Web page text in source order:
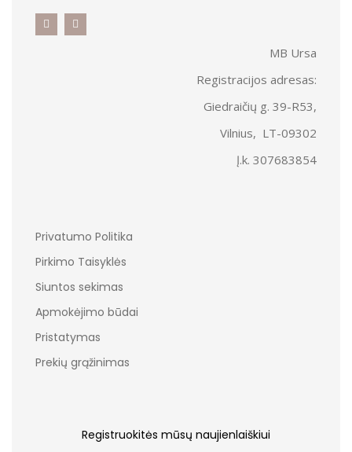
MB Ursa
Registracijos adresas:
Giedraičių g. 39-R53,
Vilnius, LT-09302
Į.k. 307683854
Privatumo Politika
Pirkimo Taisyklės
Siuntos sekimas
Apmokėjimo būdai
Pristatymas
Prekių grąžinimas
Registruokitės mūsų naujienlaiškiui